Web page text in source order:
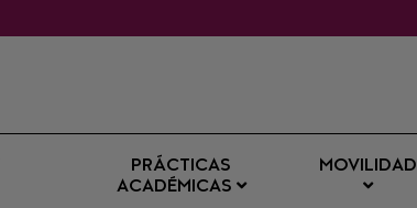
PRÁCTICAS
ACADÉMICAS
MOVILIDAD